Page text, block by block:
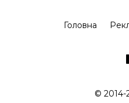
Головна
© 2014-